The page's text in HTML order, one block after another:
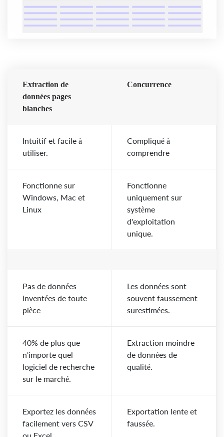
Extraction de
données pages
blanches
Concurrence
Intuitif et facile à
utiliser.
Compliqué à
comprendre
Fonctionne sur
Windows, Mac et
Linux
Fonctionne
uniquement sur
système
d'exploitation
unique.
Pas de données
inventées de toute
pièce
Les données sont
souvent faussement
surestimées.
40% de plus que
n'importe quel
logiciel de recherche
sur le marché.
Extraction moindre
de données de
qualité.
Exportez les données
facilement vers CSV
Exportation lente et
faussée.